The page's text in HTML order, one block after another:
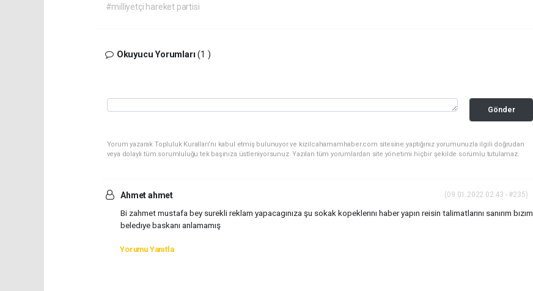
#milliyetçi hareket partisi
Okuyucu Yorumları(1 )
Gönder
Yorum yazarak Topluluk Kuralları’nı kabul etmiş bulunuyor ve kizilcahamamhaber.com sitesine yaptığınız yorumunuzla ilgili doğrudan
veya dolaylı tüm sorumluluğu tek başınıza üstleniyorsunuz. Yazılan tüm yorumlardan site yönetimi hiçbir şekilde sorumlu tutulamaz.
Ahmet ahmet (09.01.2022 02:43 - #235)
Bi zahmet mustafa bey surekli reklam yapacagınıza şu sokak kopeklerını haber yapın reisin talimatlarını sanırım bızım
beledıye baskanı anlamamış
Yorumu Yanıtla